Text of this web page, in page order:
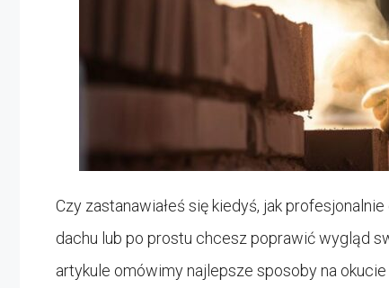
Czy zastanawiałeś się kiedyś, jak
dachu lub po prostu chcesz poprawić wygląd
artykule omówimy najlepsze sposoby na